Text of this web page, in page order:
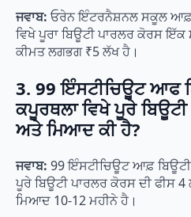
ਜਵਾਬ: ਓਰੇਨ ਇੰਟਰਨੈਸ਼ਨਲ ਸਕੂਲ ਆਫ਼
ਵਿਖੇ ਪੂਰਾ ਬਿਊਟੀ ਪਾਰਲਰ ਕੋਰਸ
ਕੀਮਤ ਲਗਭਗ ₹5 ਲੱਖ ਹੈ।
3. 99 ਇੰਸਟੀਚਿਊਟ ਆਫ
ਕਪੂਰਥਲਾ ਵਿਖੇ ਪੂਰੇ
ਅਤੇ ਮਿਆਦ ਕੀ ਹੈ?
ਜਵਾਬ: 99 ਇੰਸਟੀਚਿਊਟ ਆਫ਼
ਪੂਰੇ ਬਿਊਟੀ ਪਾਰਲਰ ਕੋਰਸ ਦੀ ਫੀਸ
ਮਿਆਦ 10-12 ਮਹੀਨੇ ਹੈ।